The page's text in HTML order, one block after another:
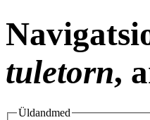
tuletorn,
Üldandmed